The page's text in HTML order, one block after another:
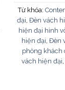
Từ khóa:
đại Đèn vách
hiện đại hình
hiện đại Đèn
phòng khách
vách hiện đại